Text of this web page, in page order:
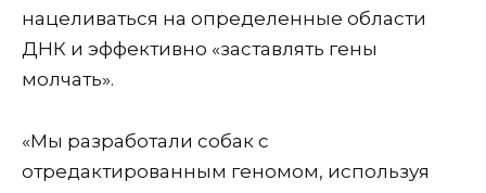
нацеливаться на определенные области
ДНК и эффективно «заставлять гены
молчать».
«Мы разработали собак с
отредактированным геномом, используя